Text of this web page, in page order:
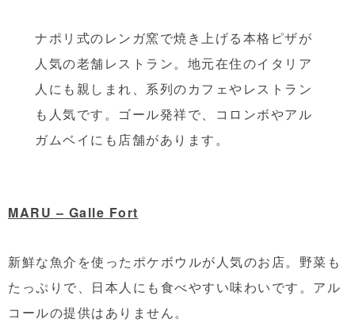
ナポリ式のレンガ窯で焼き上げる本格ピザが
人気の老舗レストラン。地元在住のイタリア
人にも親しまれ、系列のカフェやレストラン
も人気です。ゴール発祥で、コロンボやアル
ガムベイにも店舗があります。
MARU – Galle Fort
新鮮な魚介を使ったポケボウルが人気のお店。野菜も
たっぷりで、日本人にも食べやすい味わいです。アル
コールの提供はありません。